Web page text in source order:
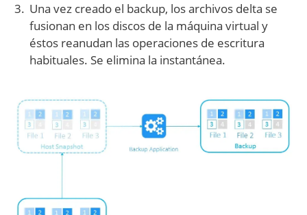
Una vez creado el backup, los archivos delta se
fusionan en los discos de la máquina virtual y
éstos reanudan las operaciones de escritura
habituales. Se elimina la instantánea.